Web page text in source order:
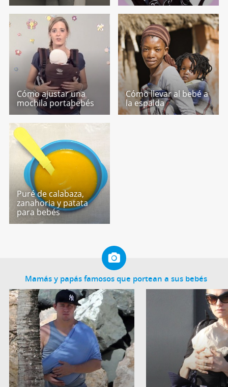
Cómo ajustar una
mochila portabebés
Cómo llevar al bebé a
la espalda
Puré de calabaza,
zanahoria y patata
para bebés
Mamás y papás famosos que portean a sus bebés